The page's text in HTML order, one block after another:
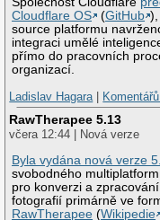
Cloudflare OS
(GitHub ),
source platformu
integraci umělé
přímo do pracovních
organizací.
Ladislav Hagara
RawTherapee 5.13
včera 12:44 | Nová verze
Byla vydána nová verze
svobodného
pro konverzi a
fotografií primárně ve
RawTherapee (Wikipedie